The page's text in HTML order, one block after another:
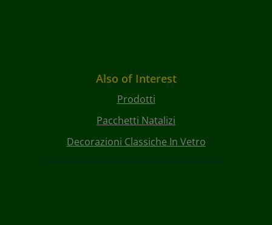
Also of Interest
Prodotti
Pacchetti Natalizi
Decorazioni Classiche In Vetro